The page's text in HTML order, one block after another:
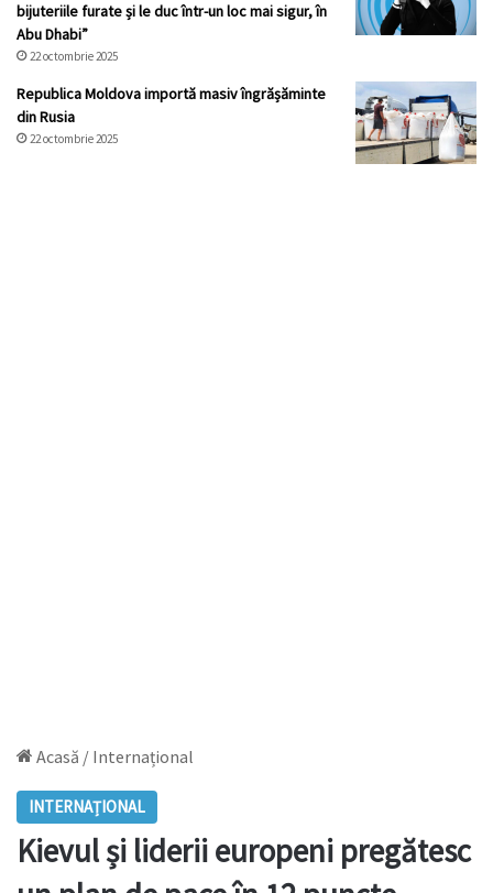
bijuteriile furate și le duc într-un loc mai sigur, în
Abu Dhabi”
22 octombrie 2025
Republica Moldova importă masiv îngrășăminte
din Rusia
22 octombrie 2025